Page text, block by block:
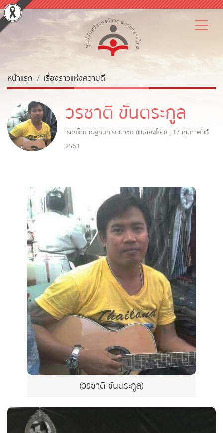
หน้าแรก เรื่องราวแห่งความดี
วรชาติ ขันตระกูล
เรื่องโดย ณัฐกนก รัตนวิชัย (แม่ของโอ๊ต) | 17 กุมภาพันธ์
2563
(วรชาติ ขันตระกูล)